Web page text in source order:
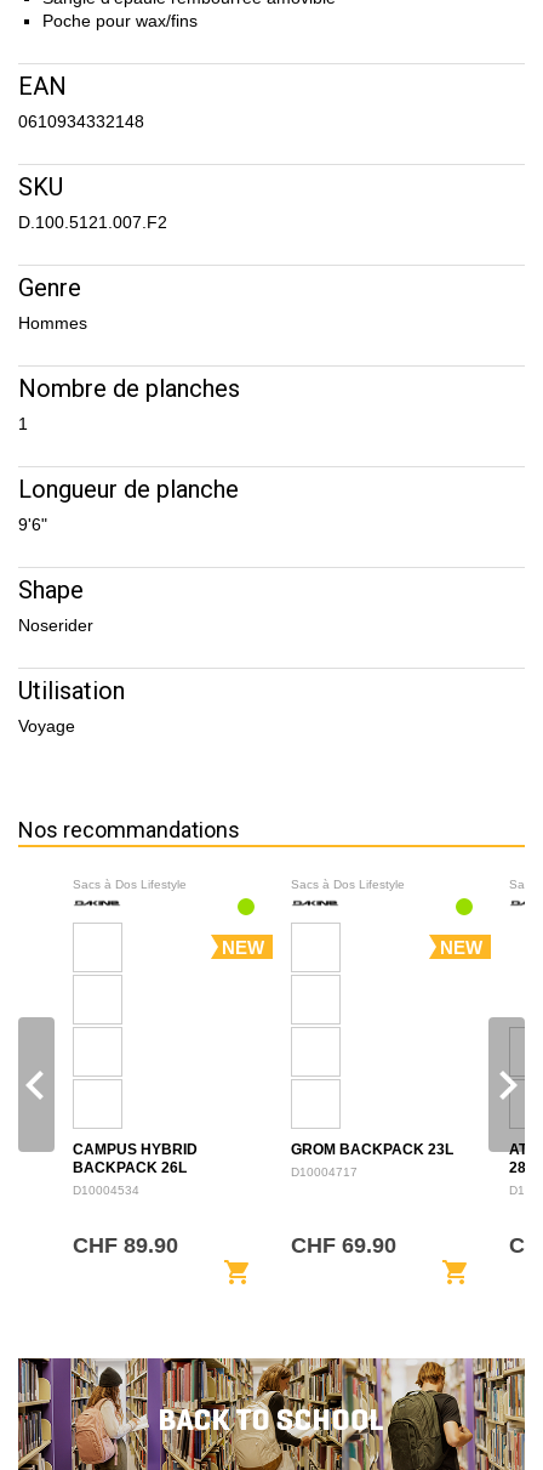
Poche pour wax/fins
EAN
0610934332148
SKU
D.100.5121.007.F2
Genre
Hommes
Nombre de planches
1
Longueur de planche
9'6"
Shape
Noserider
Utilisation
Voyage
Nos recommandations
Sacs à Dos Lifestyle
NEW
CAMPUS HYBRID
BACKPACK 26L
D10004534
CHF 89.90
shopping_cart
Sacs à Dos Lifestyle
NEW
GROM BACKPACK 23L
D10004717
CHF 69.90
shopping_cart
Sacs
28L
navigate_before navigate_next